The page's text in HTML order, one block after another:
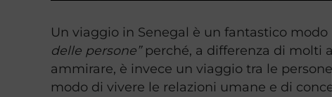
Un viaggio in Senegal è un fantastico modo
delle persone” perché, a differenza di molti
ammirare, è invece un viaggio tra le
modo di vivere le relazioni umane e di